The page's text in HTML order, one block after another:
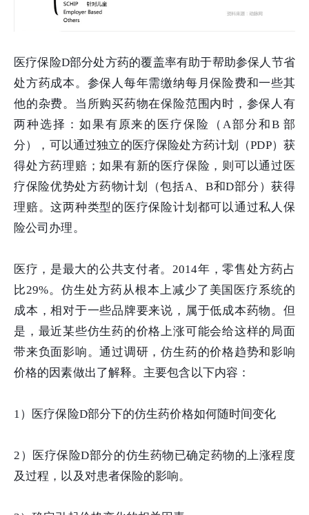
医疗保险D部分处方药的覆盖率有助于帮助参保人节省
处方药成本。参保人每年需缴纳每月保险费和一些其
他的杂费。当所购买药物在保险范围内时，参保人有
两种选择：如果有原来的医疗保险（A部分和B 部
分），可以通过独立的医疗保险处方药计划（PDP）获
得处方药理赔；如果有新的医疗保险，则可以通过医
疗保险优势处方药物计划（包括A、B和D部分）获得
理赔。这两种类型的医疗保险计划都可以通过私人保
险公司办理。
医疗，是最大的公共支付者。2014年，零售处方药占
比29%。仿生处方药从根本上减少了美国医疗系统的
成本，相对于一些品牌要来说，属于低成本药物。但
是，最近某些仿生药的价格上涨可能会给这样的局面
带来负面影响。通过调研，仿生药的价格趋势和影响
价格的因素做出了解释。主要包含以下内容：
1）医疗保险D部分下的仿生药价格如何随时间变化
2）医疗保险D部分的仿生药物已确定药物的上涨程度
及过程，以及对患者保险的影响。